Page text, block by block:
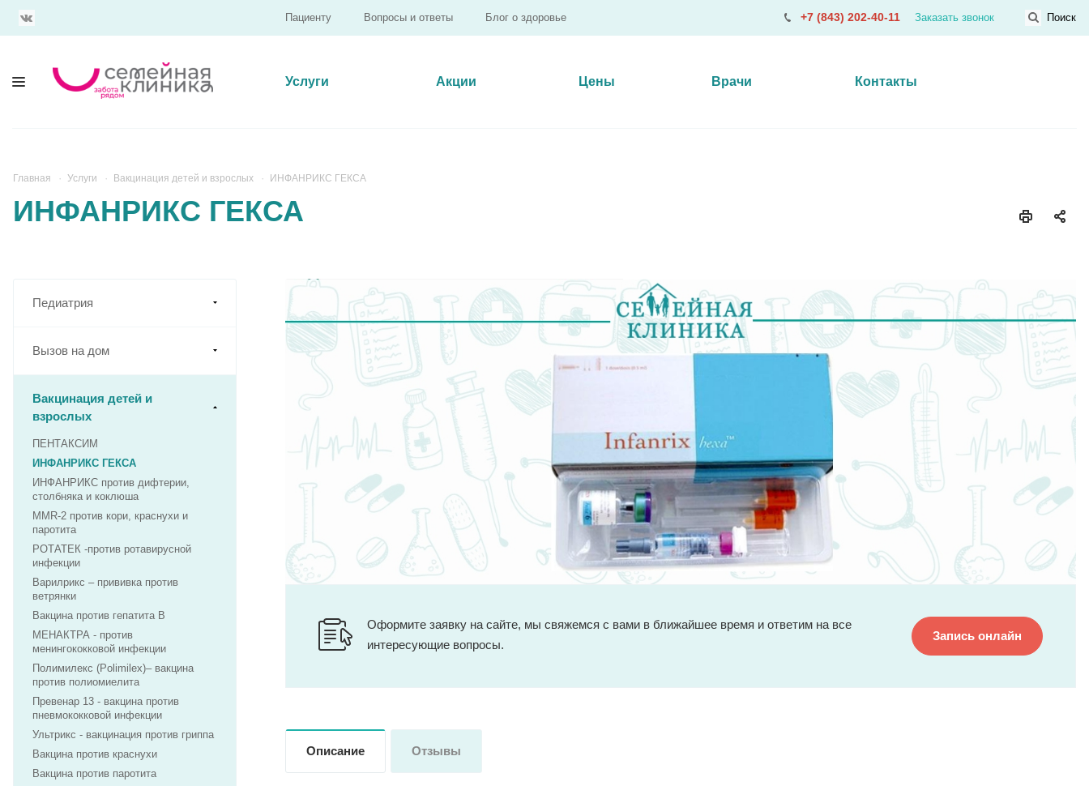
Поиск
Пациенту Вопросы и ответы Блог о здоровье +7 (843) 202-40-11 Заказать звонок
Услуги Акции Цены Врачи Контакты
Главная Услуги Вакцинация детей и взрослых ИНФАНРИКС ГЕКСА
ИНФАНРИКС ГЕКСА
Педиатрия
Вызов на дом
Вакцинация детей и
взрослых
ПЕНТАКСИМ
ИНФАНРИКС ГЕКСА
ИНФАНРИКС против дифтерии,
столбняка и коклюша
MMR-2 против кори, краснухи и
паротита
РОТАТЕК -против ротавирусной
инфекции
Варилрикс – прививка против
ветрянки
Вакцина против гепатита В
МЕНАКТРА - против
менингококковой инфекции
Полимилекс (Polimilex)– вакцина
против полиомиелита
Превенар 13 - вакцина против
пневмококковой инфекции
Ультрикс - вакцинация против гриппа
Вакцина против краснухи
Вакцина против паротита
Оформите заявку на сайте, мы свяжемся с вами в ближайшее время и ответим на все
интересующие вопросы.
Запись онлайн
Описание Отзывы